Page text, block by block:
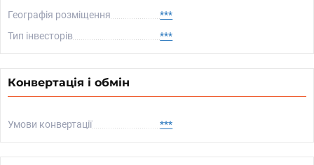
Географія розміщення
***
Тип інвесторів
***
Конвертація і обмін
Умови конвертації ***